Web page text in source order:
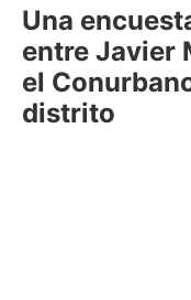
Una
entre Javier
el
distrito